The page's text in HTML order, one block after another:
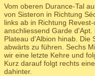
Vom oberen Durance-Tal
von Sisteron in Richtung
links ab in Richtung
anschliessend Garde
Plateau d'Albion hinab. Die
abwärts zu führen. Sechs
wir eine letzte Kehre und
Kurz darauf folgt rechts
dahinter.